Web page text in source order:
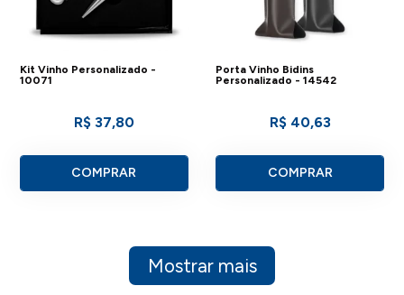
Kit Vinho Personalizado -
10071
R$ 37,80
COMPRAR
Porta Vinho Bidins
Personalizado - 14542
R$ 40,63
COMPRAR
Mostrar mais